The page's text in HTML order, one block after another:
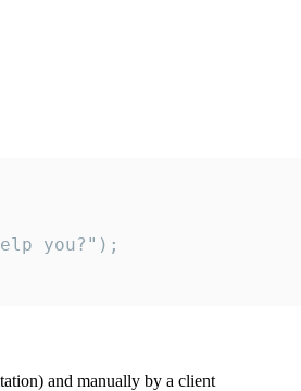
you?");
and manually by a client